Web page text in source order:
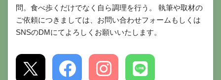
問。食べ歩くだけでなく自ら調理を行う。 執筆や取材の
ご依頼につきましては、お問い合わせフォームもしくは
SNSのDMにてよろしくお願いいたします。